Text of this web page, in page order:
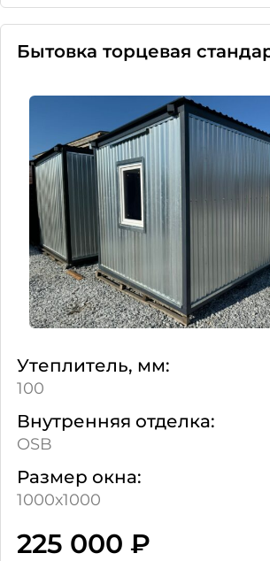
Бытовка торцевая
Утеплитель, мм:
100
Внутренняя отделка:
OSB
Размер окна:
1000х1000
225 000 ₽